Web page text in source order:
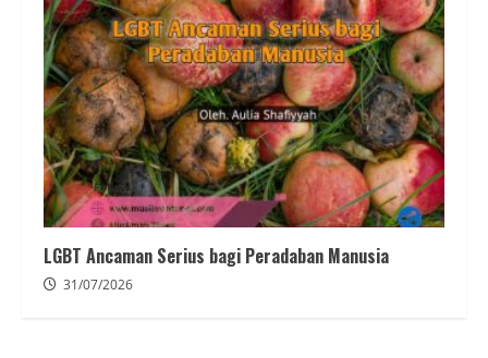
LGBT Ancaman Serius bagi Peradaban Manusia
31/07/2026